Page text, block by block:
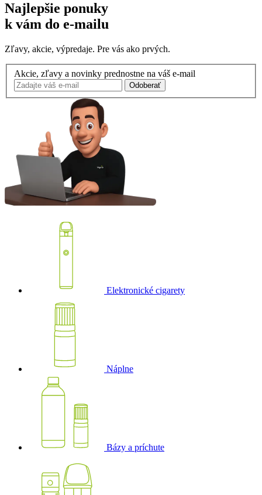
Najlepšie ponuky
k vám do e-mailu
Zľavy, akcie, výpredaje. Pre vás ako prvých.
Akcie, zľavy a novinky prednostne na váš e-mail
Odoberať
Elektronické cigarety
Náplne
Bázy a príchute